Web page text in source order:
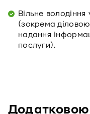
Вільне
(зокрема
надання
послуги).